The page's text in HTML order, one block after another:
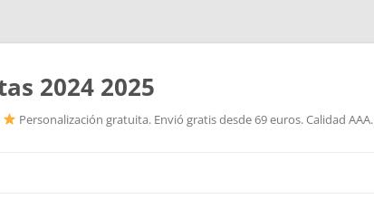
2024 2025
Personalización gratuita. Envió gratis desde 69 euros. Calidad AAA.